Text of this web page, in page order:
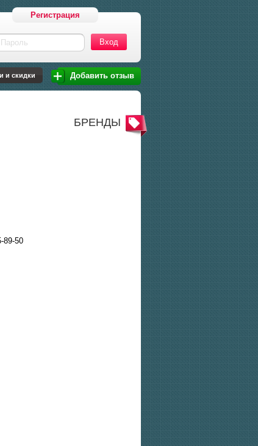
Регистрация
Пароль
и скидки Добавить отзыв
БРЕНДЫ
89-50